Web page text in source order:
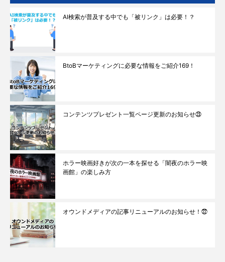
AI検索が普及する中でも「被リンク」は必要！？
BtoBマーケティングに必要な情報をご紹介169！
コンテンツプレゼント一覧ページ更新のお知らせ㉓
ホラー映画好きが次の一本を探せる「闇夜のホラー映
画館」の楽しみ方
オウンドメディアの記事リニューアルのお知らせ！㉒